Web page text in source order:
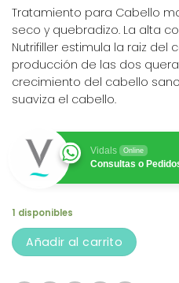
Tratamiento para Cabello
seco y quebradizo. La alta
Nutrifiller estimula la raiz del
producción de las dos
crecimiento del cabello
suaviza el cabello.
Vidals Online
Consultas o
1 disponibles
Añadir al carrito